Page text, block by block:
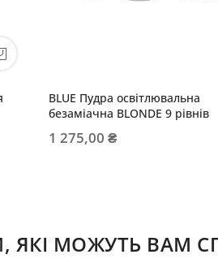
BLUE Пудра освітлювальна
безаміачна BLONDE 9 рівнів
1 275,00 ₴
ЯКІ МОЖУТЬ ВАМ